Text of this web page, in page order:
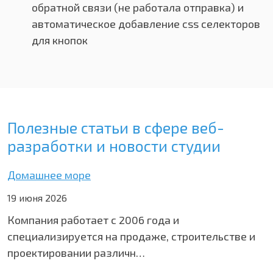
обратной связи (не работала отправка) и
автоматическое добавление css селекторов
для кнопок
Полезные статьи в сфере веб-
разработки и новости студии
Домашнее море
19 июня 2026
Компания работает с 2006 года и
специализируется на продаже, строительстве и
проектировании различн…